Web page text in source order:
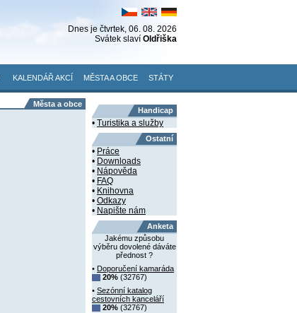
Dnes je čtvrtek, 06. 08. 2026
Svátek slaví Oldřiška
KALENDÁŘ AKCÍ MĚSTA A OBCE STÁTY
Města a obce
Handicap
• Turistika a služby
Ostatní
• Práce
• Downloads
• Nápověda
• FAQ
• Knihovna
• Odkazy
• Napište nám
Anketa
Jakému způsobu
výběru dovolené dáváte
přednost ?
• Doporučení kamaráda
20% (32767)
• Sezónní katalog
cestovních kanceláří
20% (32767)